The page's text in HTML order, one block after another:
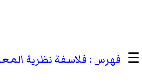
☰ فلاسفة نظرية